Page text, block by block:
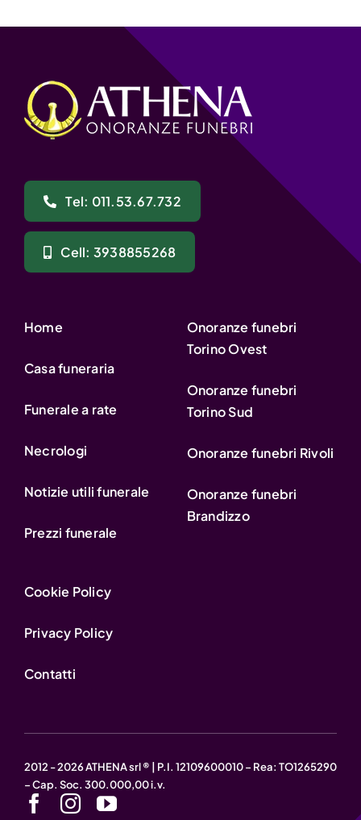
Tel: 011.53.67.732
Cell: 3938855268
Home
Casa funeraria
Funerale a rate
Necrologi
Notizie utili funerale
Prezzi funerale
Onoranze funebri
Torino Ovest
Onoranze funebri
Torino Sud
Onoranze funebri Rivoli
Onoranze funebri
Brandizzo
Cookie Policy
Privacy Policy
Contatti
2012 - 2026 ATHENA srl ® | P.I. 12109600010 – Rea: TO1265290
– Cap. Soc. 300.000,00 i.v.